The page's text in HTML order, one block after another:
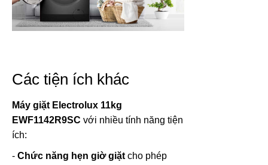
Các tiện ích khác
Máy giặt Electrolux 11kg
EWF1142R9SC với nhiều tính năng tiện
ích:
- Chức năng hẹn giờ giặt cho phép